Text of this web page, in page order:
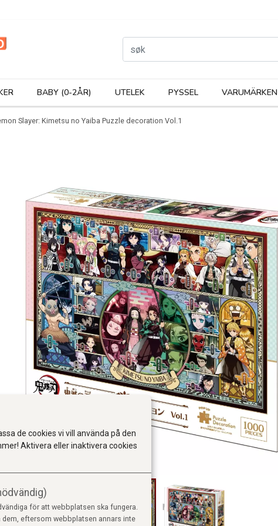
BABY (0-2ÅR) UTELEK PYSSEL VARUMÄRKEN
Slayer: Kimetsu no Yaiba Puzzle decoration Vol.1
de cookies vi vill använda på den
Aktivera eller inaktivera cookies
för att webbplatsen ska fungera.
dem, eftersom webbplatsen annars inte